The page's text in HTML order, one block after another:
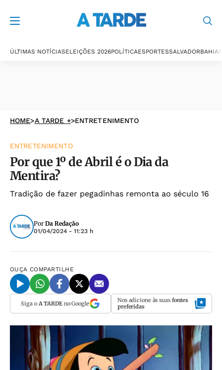
ÚLTIMAS NOTÍCIASELEIÇÕES 2026POLÍTICAESPORTESSALVADORBAHIA
HOME>A TARDE +>ENTRETENIMENTO
ENTRETENIMENTO
Por que 1º de Abril é o Dia da
Mentira?
Tradição de fazer pegadinhas remonta ao século 16
Por Da Redação
01/04/2024 - 11:23 h
OUÇA COMPARTILHE
Siga o A TARDEno Google Nos adicione às suas fontes
preferidas